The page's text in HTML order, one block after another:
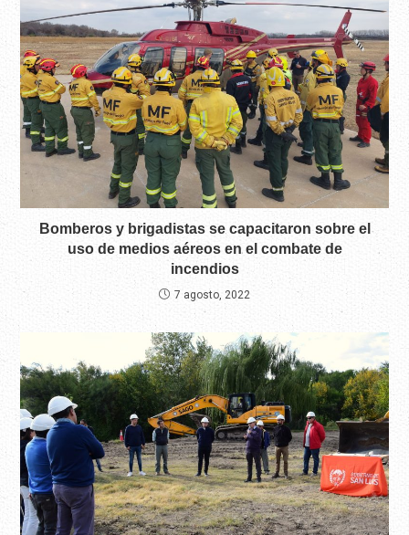
Bomberos y brigadistas se capacitaron sobre el
uso de medios aéreos en el combate de
incendios
7 agosto, 2022